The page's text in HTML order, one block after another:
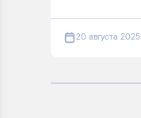
20 августа 2025